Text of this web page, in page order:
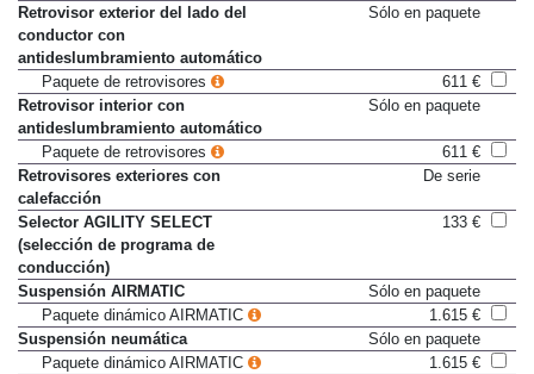
Retrovisor exterior del lado del
conductor con
antideslumbramiento automático
Sólo en paquete
Paquete de retrovisores
611 €
Retrovisor interior con
antideslumbramiento automático
Sólo en paquete
Paquete de retrovisores
611 €
Retrovisores exteriores con
calefacción
De serie
Selector AGILITY SELECT
(selección de programa de
conducción)
133 €
Suspensión AIRMATIC
Sólo en paquete
Paquete dinámico AIRMATIC
1.615 €
Suspensión neumática
Sólo en paquete
Paquete dinámico AIRMATIC
1.615 €